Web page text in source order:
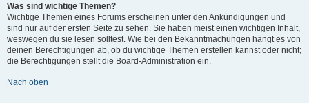
Was sind wichtige Themen?
Wichtige Themen eines Forums erscheinen unter den Ankündigungen und
sind nur auf der ersten Seite zu sehen. Sie haben meist einen wichtigen Inhalt,
weswegen du sie lesen solltest. Wie bei den Bekanntmachungen hängt es von
deinen Berechtigungen ab, ob du wichtige Themen erstellen kannst oder nicht;
die Berechtigungen stellt die Board-Administration ein.
Nach oben